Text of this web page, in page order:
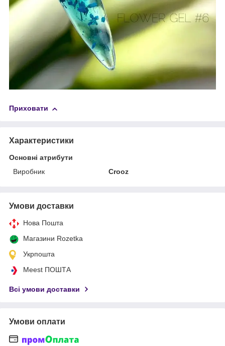
Приховати
Характеристики
Основні атрибути
Виробник
Crooz
Умови доставки
Нова Пошта
Магазини Rozetka
Укрпошта
Meest ПОШТА
Всі умови доставки
Умови оплати